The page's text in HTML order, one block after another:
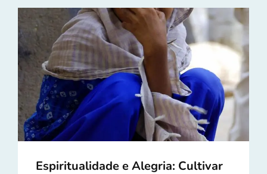
Espiritualidade e Alegria: Cultivar